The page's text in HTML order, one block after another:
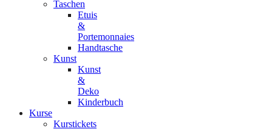
Taschen
Etuis
&
Portemonnaies
Handtasche
Kunst
Kunst
&
Deko
Kinderbuch
Kurse
Kurstickets